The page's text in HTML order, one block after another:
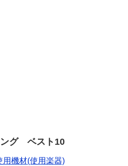
ング ベスト10
用機材(使用楽器)